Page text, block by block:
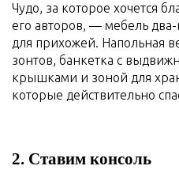
Чудо, за которое хочется
его авторов, — мебель
для прихожей. Напольная
зонтов, банкетка с
крышками и зоной для
которые действительно
2. Ставим консоль